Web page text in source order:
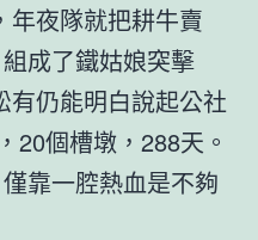
年夜隊就把耕牛賣
成了鐵姑娘突擊
有仍能明白說起公社
20個槽墩，288天。
靠一腔熱血是不夠